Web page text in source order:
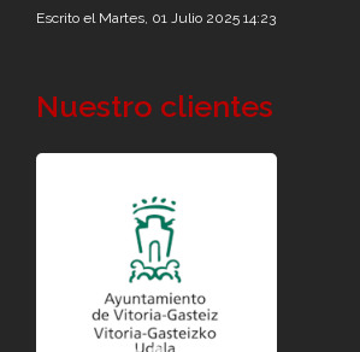
Escrito el Martes, 01 Julio 2025 14:23
Nuestro clientes